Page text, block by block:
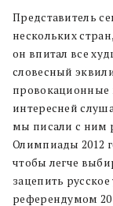
Представитель
нескольких
он впитал все
словесный
провокационные
интересней
мы писали с ним
Олимпиады 2012
чтобы легче
зацепить
референдумом